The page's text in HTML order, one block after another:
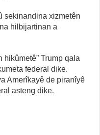
sekinandina xizmetên
hilbijartinan a
hikûmetê” Trump qala
federal dike.
Amerîkayê de piranîyê
asteng dike.